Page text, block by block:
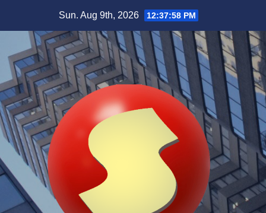
content
Sun. Aug 9th, 2026 12:37:59 PM